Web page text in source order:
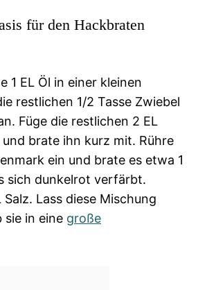
für den Hackbraten
1 EL Öl in einer kleinen
restlichen 1/2 Tasse Zwiebel
Füge die restlichen 2 EL
brate ihn kurz mit. Rühre
ein und brate es etwa 1
sich dunkelrot verfärbt.
Lass diese Mischung
sie in eine große